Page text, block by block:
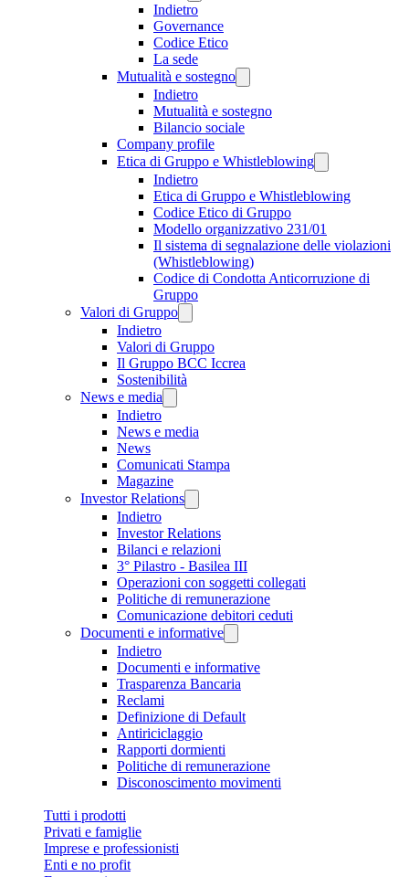
Indietro
Governance
Codice Etico
La sede
Mutualità e sostegno
Indietro
Mutualità e sostegno
Bilancio sociale
Company profile
Etica di Gruppo e Whistleblowing
Indietro
Etica di Gruppo e Whistleblowing
Codice Etico di Gruppo
Modello organizzativo 231/01
Il sistema di segnalazione delle violazioni
(Whistleblowing)
Codice di Condotta Anticorruzione di
Gruppo
Valori di Gruppo
Indietro
Valori di Gruppo
Il Gruppo BCC Iccrea
Sostenibilità
News e media
Indietro
News e media
News
Comunicati Stampa
Magazine
Investor Relations
Indietro
Investor Relations
Bilanci e relazioni
3° Pilastro - Basilea III
Operazioni con soggetti collegati
Politiche di remunerazione
Comunicazione debitori ceduti
Documenti e informative
Indietro
Documenti e informative
Trasparenza Bancaria
Reclami
Definizione di Default
Antiriciclaggio
Rapporti dormienti
Politiche di remunerazione
Disconoscimento movimenti
Tutti i prodotti
Privati e famiglie
Imprese e professionisti
Enti e no profit